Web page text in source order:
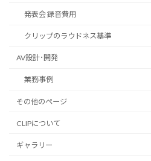
発表会 録音費用
クリップのラウドネス基準
AV設計･開発
業務事例
その他のページ
CLIPについて
ギャラリー